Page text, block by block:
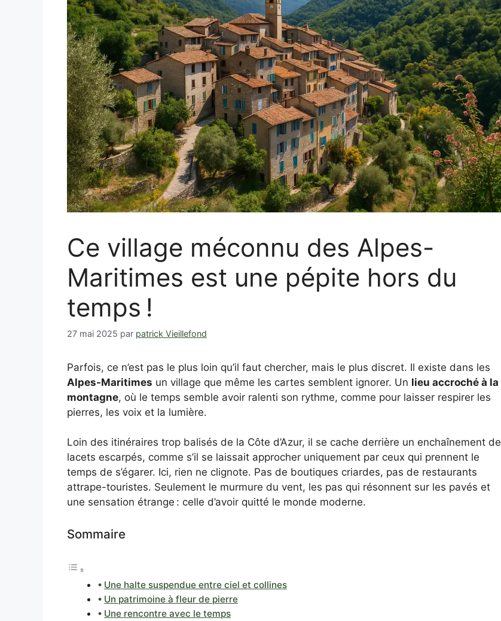
Ce village méconnu des Alpes-
Maritimes est une pépite hors du
temps !
27 mai 2025 par patrick Vieillefond
Parfois, ce n’est pas le plus loin qu’il faut chercher, mais le plus discret. Il existe dans les
Alpes-Maritimes un village que même les cartes semblent ignorer. Un lieu accroché à la
montagne, où le temps semble avoir ralenti son rythme, comme pour laisser respirer les
pierres, les voix et la lumière.
Loin des itinéraires trop balisés de la Côte d’Azur, il se cache derrière un enchaînement de
lacets escarpés, comme s’il se laissait approcher uniquement par ceux qui prennent le
temps de s’égarer. Ici, rien ne clignote. Pas de boutiques criardes, pas de restaurants
attrape-touristes. Seulement le murmure du vent, les pas qui résonnent sur les pavés et
une sensation étrange : celle d’avoir quitté le monde moderne.
Sommaire
Une halte suspendue entre ciel et collines
Un patrimoine à fleur de pierre
Une rencontre avec le temps